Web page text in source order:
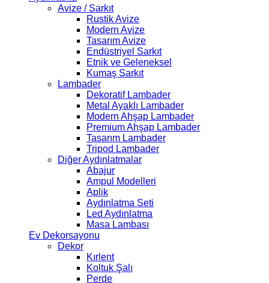
Avize / Sarkıt
Rustik Avize
Modern Avize
Tasarım Avize
Endüstriyel Sarkıt
Etnik ve Geleneksel
Kumaş Sarkıt
Lambader
Dekoratif Lambader
Metal Ayaklı Lambader
Modern Ahşap Lambader
Premium Ahşap Lambader
Tasarım Lambader
Tripod Lambader
Diğer Aydınlatmalar
Abajur
Ampul Modelleri
Aplik
Aydınlatma Seti
Led Aydınlatma
Masa Lambası
Ev Dekorsayonu
Dekor
Kırlent
Koltuk Şalı
Perde